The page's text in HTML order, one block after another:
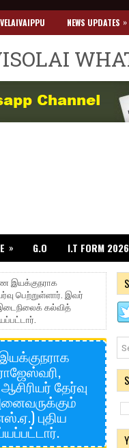
NEWS UPDATES »
» G.O I.T FORM 2026
இயக்குநராக
பெற்றுள்ளார். இவர்
இடைநிலைக் கல்வித்
தேர்வு
புதிய